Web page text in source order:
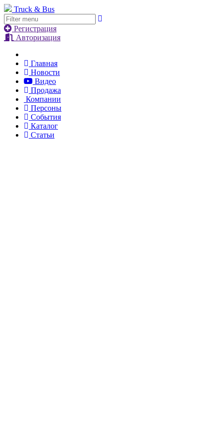
Truck & Bus
Регистрация
Авторизация
Главная
Новости
Видео
Продажа
Компании
Персоны
События
Каталог
Статьи